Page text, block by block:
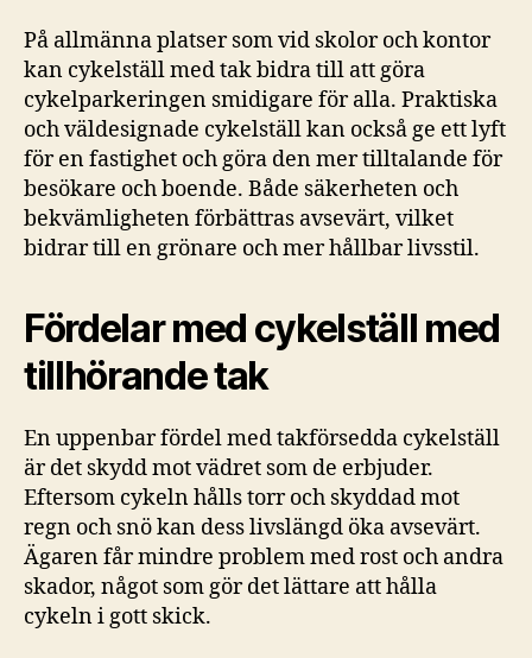
På allmänna platser som vid skolor och kontor
kan cykelställ med tak bidra till att göra
cykelparkeringen smidigare för alla. Praktiska
och väldesignade cykelställ kan också ge ett lyft
för en fastighet och göra den mer tilltalande för
besökare och boende. Både säkerheten och
bekvämligheten förbättras avsevärt, vilket
bidrar till en grönare och mer hållbar livsstil.
Fördelar med cykelställ med
tillhörande tak
En uppenbar fördel med takförsedda cykelställ
är det skydd mot vädret som de erbjuder.
Eftersom cykeln hålls torr och skyddad mot
regn och snö kan dess livslängd öka avsevärt.
Ägaren får mindre problem med rost och andra
skador, något som gör det lättare att hålla
cykeln i gott skick.